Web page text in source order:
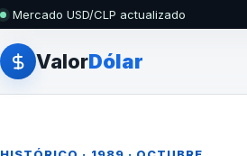
Mercado USD/CLP actualizado
ValorDólar